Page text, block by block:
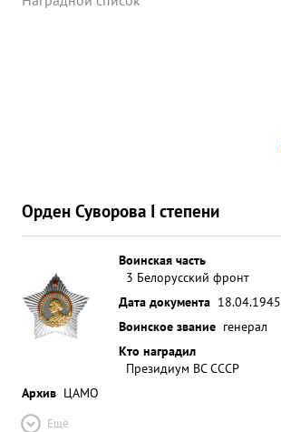
Орден Суворова I степени
Воинская часть
3 Белорусский фронт
Дата документа 18.04.1945
Воинское звание генерал
Кто наградил
Президиум ВС СССР
Архив ЦАМО
Ещё